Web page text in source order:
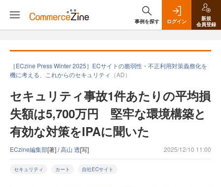
事例を探す ログイン
新規
会員登録
［ECzine Press Winter 2025］ECサイトの脆弱性・不正利用対策義務化を
機に考える、これからのセキュリティ （AD）
セキュリティ事故1件あたりの平均損
失額は5,700万円 堅牢な環境構築と
有効な対策をIPAに聞いた
ECzine編集部[著] /高山 透[写] 2025/12/10 11:00
セキュリティ カート 自社ECサイト